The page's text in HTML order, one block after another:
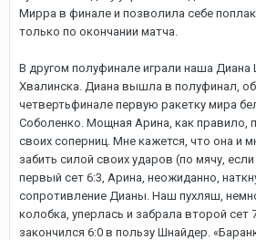
Мирра в финале и позволила себе
только по окончании матча.
В другом полуфинале играли наша
Хвалинска. Диана вышла в полуфинал,
четвертьфинале первую ракетку мира
Соболенко. Мощная Арина, как правило,
своих соперниц. Мне кажется, что она и
забить силой своих ударов (по мячу,
первый сет 6:3, Арина, неожиданно,
сопротивление Дианы. Наш пухляш,
колобка, уперлась и забрала второй сет
закончился 6:0 в пользу Шнайдер.